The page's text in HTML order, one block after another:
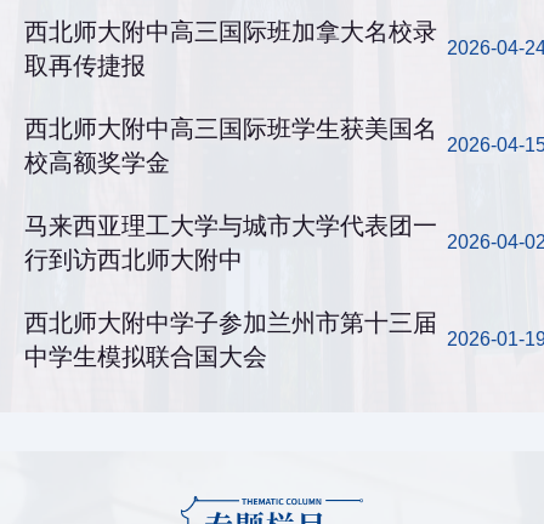
西北师大附中高三国际班加拿大名校录
取再传捷报
2026-04-
西北师大附中高三国际班学生获美国名
校高额奖学金
2026-04-
马来西亚理工大学与城市大学代表团一
行到访西北师大附中
2026-04-
西北师大附中学子参加兰州市第十三届
中学生模拟联合国大会
2026-01-